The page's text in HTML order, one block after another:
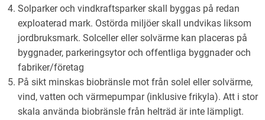
Solparker och vindkraftsparker skall byggas på redan
exploaterad mark. Ostörda miljöer skall undvikas liksom
jordbruksmark. Solceller eller solvärme kan placeras på
byggnader, parkeringsytor och offentliga byggnader och
fabriker/företag
På sikt minskas biobränsle mot från solel eller solvärme,
vind, vatten och värmepumpar (inklusive frikyla). Att i stor
skala använda biobränsle från helträd är inte lämpligt.